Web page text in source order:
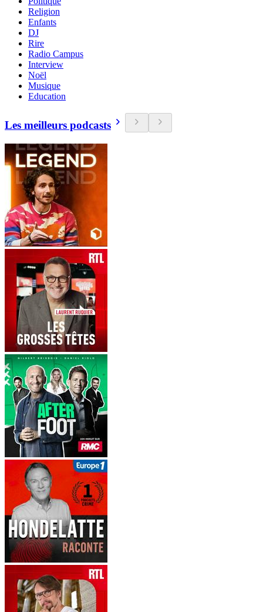
Religion
Enfants
DJ
Rire
Radio Campus
Interview
Noël
Musique
Education
Les meilleurs podcasts